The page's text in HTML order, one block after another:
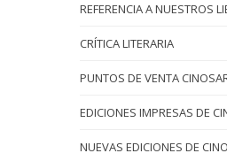
REFERENCIA A NUESTROS
CRÍTICA LITERARIA
PUNTOS DE VENTA
EDICIONES IMPRESAS DE
NUEVAS EDICIONES DE